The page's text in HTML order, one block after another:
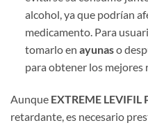
alcohol, ya que podrían
medicamento. Para
tomarlo en ​ ayunas o
para obtener los mejores
Aunque ​ EXTREME LEVIFIL
retardante, es necesario